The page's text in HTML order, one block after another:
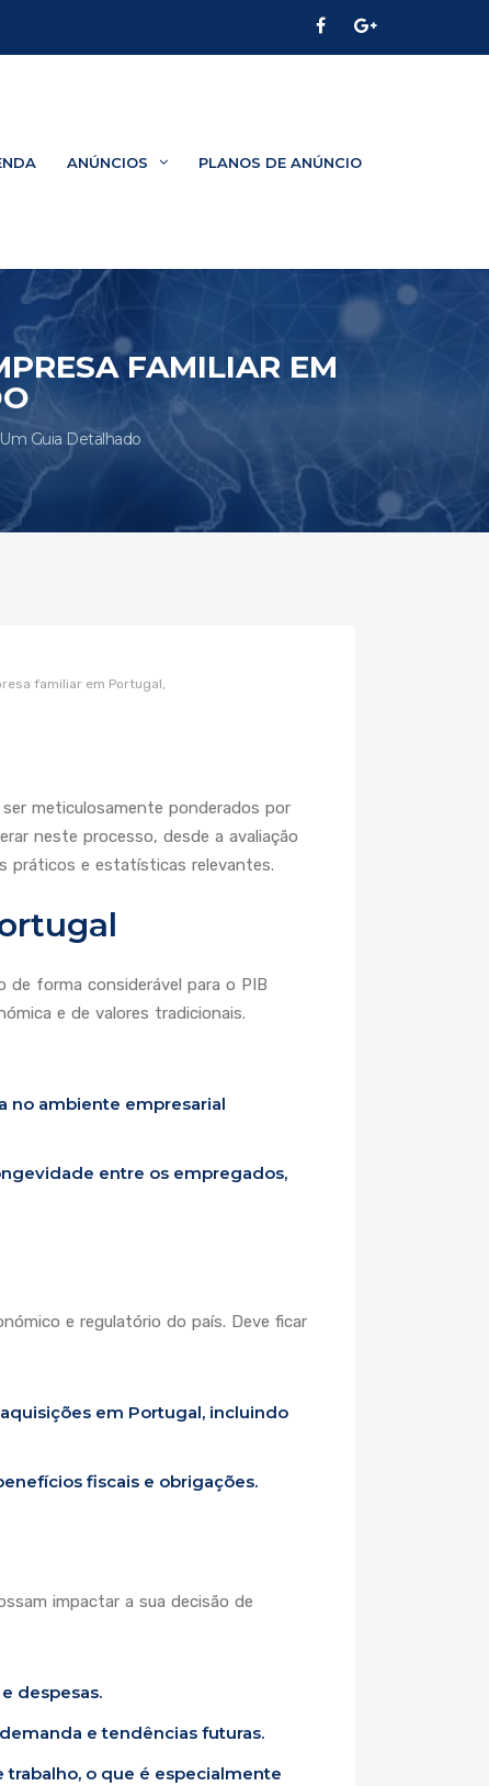
ANÚNCIOS PLANOS DE ANÚNCIO
FAMILIAR EM
Guia Detalhado
familiar em Portugal,
meticulosamente ponderados por
neste processo, desde a avaliação
práticos e estatísticas relevantes.
de forma considerável para o PIB
e de valores tradicionais.
no ambiente empresarial
entre os empregados,
e regulatório do país. Deve ficar
em Portugal, incluindo
fiscais e obrigações.
impactar a sua decisão de
despesas.
e tendências futuras.
o que é especialmente